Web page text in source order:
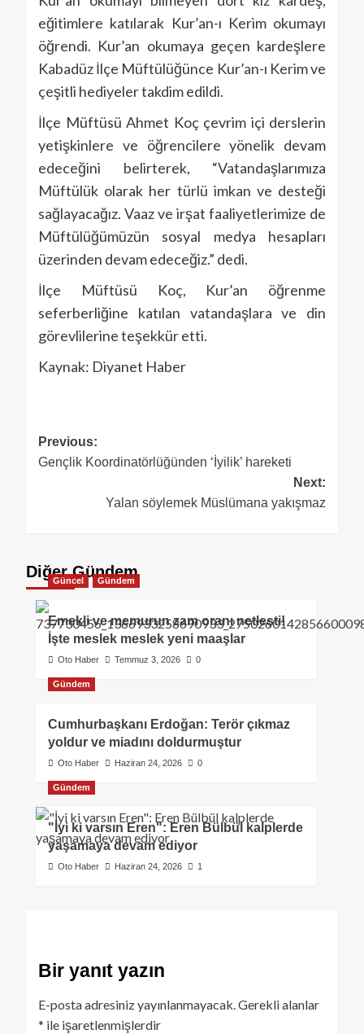
eğitimlere katılarak Kur’an-ı Kerim okumayı
öğrendi. Kur’an okumaya geçen kardeşlere
Kabadüz İlçe Müftülüğünce Kur’an-ı Kerim ve
çeşitli hediyeler takdim edildi.
İlçe Müftüsü Ahmet Koç çevrim içi derslerin
yetişkinlere ve öğrencilere yönelik devam
edeceğini belirterek, “Vatandaşlarımıza
Müftülük olarak her türlü imkan ve desteği
sağlayacağız. Vaaz ve irşat faaliyetlerimize de
Müftülüğümüzün sosyal medya hesapları
üzerinden devam edeceğiz.” dedi.
İlçe Müftüsü Koç, Kur’an öğrenme
seferberliğine katılan vatandaşlara ve din
görevlilerine teşekkür etti.
Kaynak: Diyanet Haber
Previous:
Gençlik Koordinatörlüğünden ‘İyilik’ hareketi
Next:
Yalan söylemek Müslümana yakışmaz
Diğer Gündem
Güncel Gündem
Emekli ve memurun zam oranı netleşti!
İşte meslek meslek yeni maaşlar
Oto Haber Temmuz 3, 2026 0
Gündem
Cumhurbaşkanı Erdoğan: Terör çıkmaz
yoldur ve miadını doldurmuştur
Oto Haber Haziran 24, 2026 0
Gündem
"İyi ki varsın Eren": Eren Bülbül kalplerde
yaşamaya devam ediyor
Oto Haber Haziran 24, 2026 1
Bir yanıt yazın
E-posta adresiniz yayınlanmayacak.Gerekli alanlar
* ile işaretlenmişlerdir